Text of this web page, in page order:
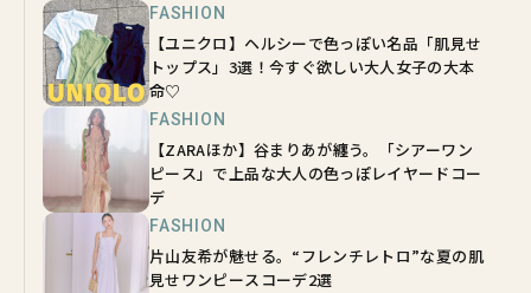
FASHION
【ユニクロ】ヘルシーで色っぽい名品「肌見せ
トップス」3選！今すぐ欲しい大人女子の大本
命♡
FASHION
【ZARAほか】谷まりあが纏う。「シアーワン
ピース」で上品な大人の色っぽレイヤードコー
デ
FASHION
片山友希が魅せる。“フレンチレトロ”な夏の肌
見せワンピースコーデ2選